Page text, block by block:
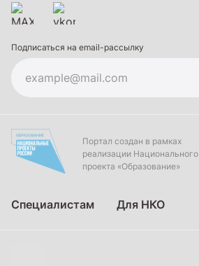
Подписаться на email-рассылку
Портал создан в рамках
реализации Национального
проекта «Образование»
Специалистам Для НКО